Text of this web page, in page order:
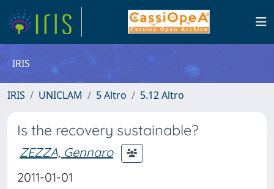
IRIS
IRIS UNICLAM 5 Altro 5.12 Altro
Is the recovery sustainable?
ZEZZA, Gennaro
2011-01-01